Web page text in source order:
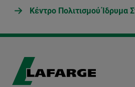
Κέντρο Πολιτισμού Ίδρυμα